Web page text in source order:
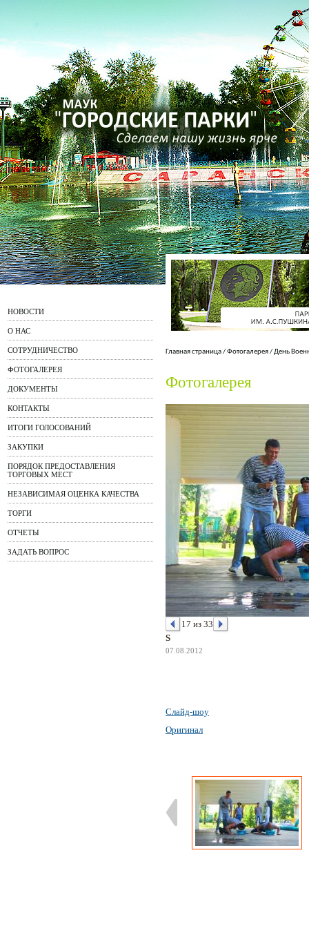
НОВОСТИ
О НАС
СОТРУДНИЧЕСТВО
ФОТОГАЛЕРЕЯ
ДОКУМЕНТЫ
КОНТАКТЫ
ИТОГИ ГОЛОСОВАНИЙ
ЗАКУПКИ
ПОРЯДОК ПРЕДОСТАВЛЕНИЯ
ТОРГОВЫХ МЕСТ
НЕЗАВИСИМАЯ ОЦЕНКА КАЧЕСТВА
ТОРГИ
ОТЧЕТЫ
ЗАДАТЬ ВОПРОС
Главная страница/Фотогалерея/День
Фотогалерея
17 из 33
S
07.08.2012
Слайд-шоу
Оригинал